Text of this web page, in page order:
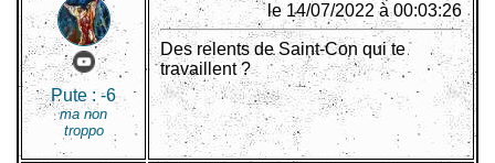
Pute : -6
ma non
troppo
le 14/07/2022 à 00:03:26
Des relents de Saint-Con qui te
travaillent ?